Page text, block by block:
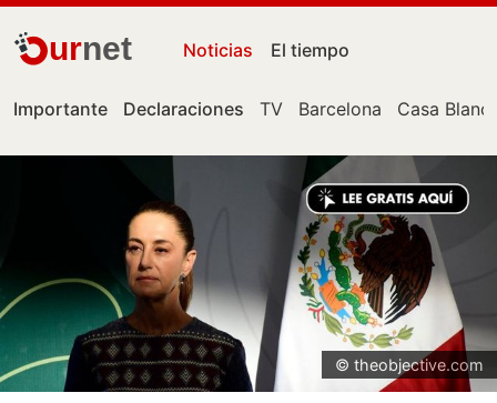
urnet Noticias El tiempo
Importante Declaraciones TV Barcelona Casa
© theobjective.com